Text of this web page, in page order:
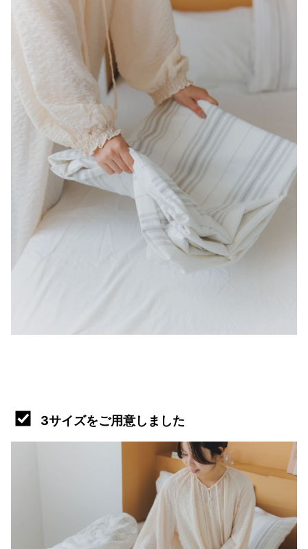
3サイズをご用意しました